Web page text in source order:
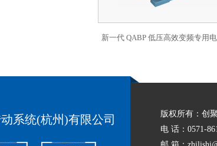
新一代 QABP 低压高效变频专用
系统(杭州)有限公司
版权所有：创
电 话：0571-